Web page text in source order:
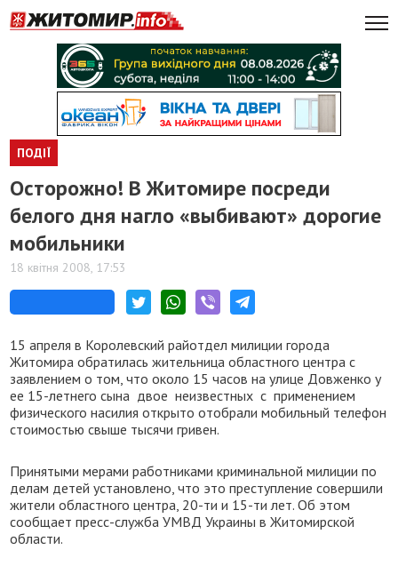
ПОДІЇ
Осторожно! В Житомире посреди
белого дня нагло «выбивают» дорогие
мобильники
18 квітня 2008, 17:53
15 апреля в Королевский райотдел милиции города
Житомира обратилась жительница областного центра с
заявлением о том, что около 15 часов на улице Довженко у
ее 15-летнего сына двое неизвестных с применением
физического насилия открыто отобрали мобильный телефон
стоимостью свыше тысячи гривен.
Принятыми мерами работниками криминальной милиции по
делам детей установлено, что это преступление совершили
жители областного центра, 20-ти и 15-ти лет. Об этом
сообщает пресс-служба УМВД Украины в Житомирской
области.